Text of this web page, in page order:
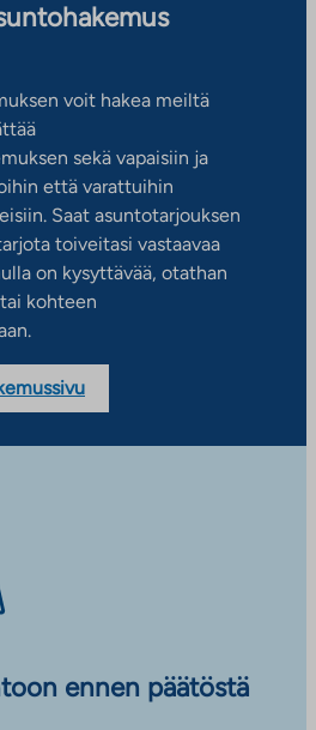
voit hakea meiltä
sekä vapaisiin ja
että varattuihin
Saat asuntotarjouksen
toiveitasi vastaavaa
on kysyttävää, otathan
kohteen
ennen päätöstä